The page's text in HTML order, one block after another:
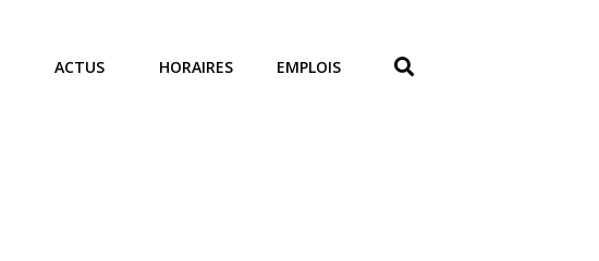
ACTUS HORAIRES EMPLOIS